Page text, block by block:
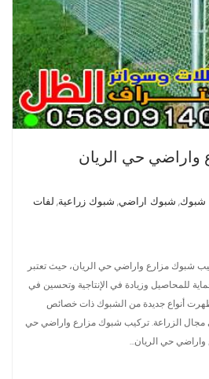
حي الريان
شبوك, شبوك اراضي, شبوك زراعية, لفات
شبوك مزارع واراضي حي الريان، حيث تعتبر
للمحاصيل وزيادة في الإنتاجية وتحسين في
ظهرت أنواع جديدة من الشبوك ذات خصائص
مجال الزراعة. تركيب شبوك مزارع واراضي حي
واراضي حي الريان…